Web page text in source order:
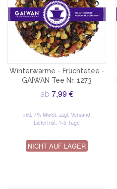
Winterwärme - Früchtetee -
GAIWAN Tee Nr. 1273
ab7,99 €
inkl. 7% MwSt.zzgl. Versand
Lieferfrist: 1-5 Tage
NICHT AUF LAGER